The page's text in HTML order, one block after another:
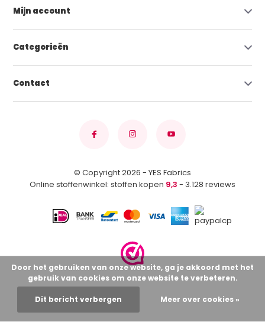
Mijn account
Categorieën
Contact
© Copyright 2026 - YES Fabrics
Online stoffenwinkel: stoffen kopen 9,3 - 3.128 reviews
Door het gebruiken van onze website, ga je akkoord met het
gebruik van cookies om onze website te verbeteren.
Dit bericht verbergen Meer over cookies »